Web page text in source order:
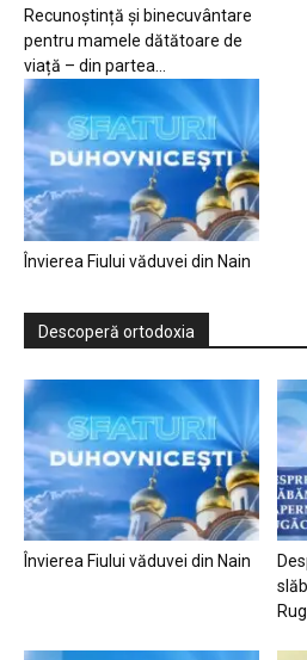
Recunoștință și binecuvântare
pentru mamele dătătoare de
viață – din partea...
Învierea Fiului văduvei din Nain
Descoperă ortodoxia
Învierea Fiului văduvei din Nain